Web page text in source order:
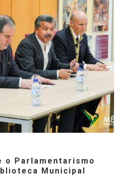
o Parlamentarismo
Municipal